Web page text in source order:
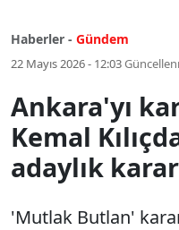
Haberler - Gündem
22 Mayıs 2026 - 12:03
Ankara'yı
Kemal
adaylık
'Mutlak Butlan'